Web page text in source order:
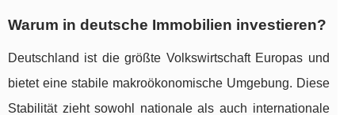
Warum in deutsche Immobilien investieren?
Deutschland ist die größte Volkswirtschaft Europas und
bietet eine stabile makroökonomische Umgebung. Diese
Stabilität zieht sowohl nationale als auch internationale